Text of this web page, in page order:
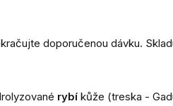
doporučenou dávku.
rybí kůže (treska -